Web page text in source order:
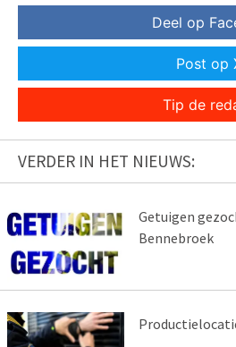
Deel op
Post op
Tip de
VERDER IN HET NIEUWS:
Getuigen
Bennebroek